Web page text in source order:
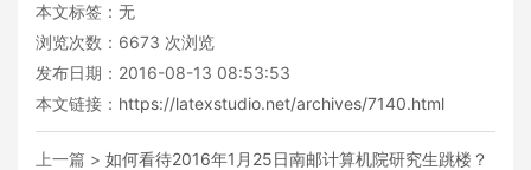
本文标签：无
浏览次数： 6673 次浏览
发布日期：2016-08-13 08:53:53
本文链接： https://latexstudio.net/archives/7140.html
上一篇 > 如何看待2016年1月25日南邮计算机院研究生跳楼？